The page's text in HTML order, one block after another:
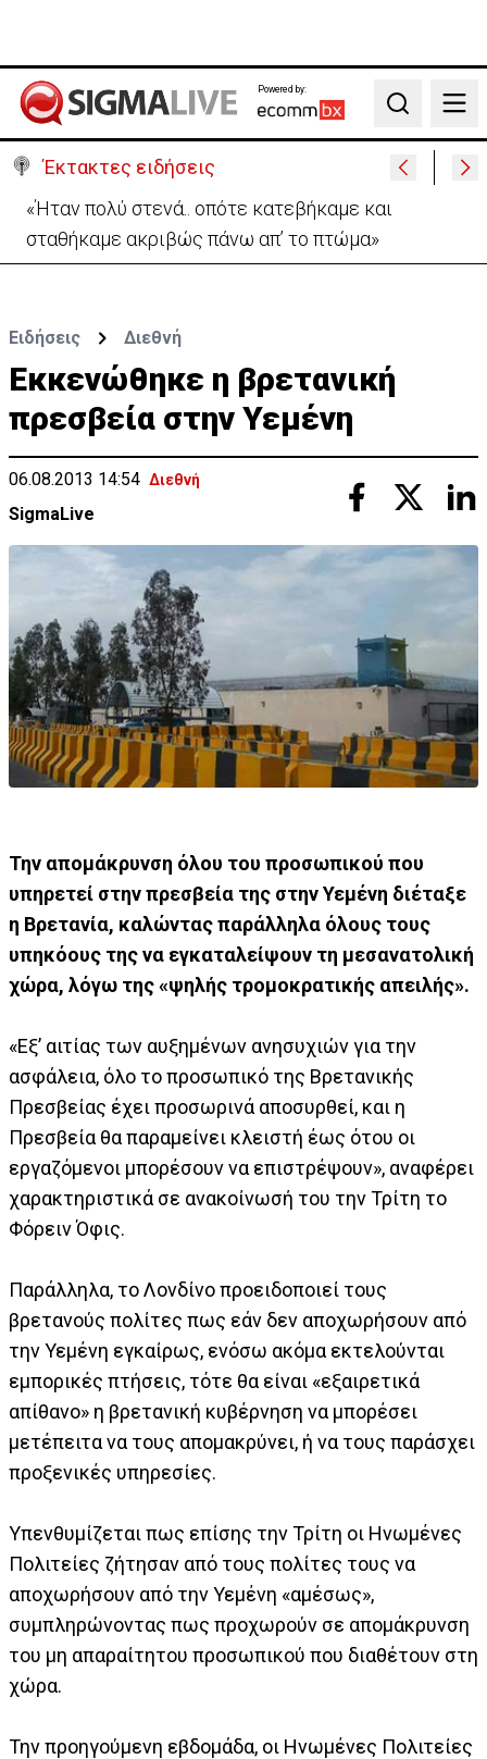
Powered by:
Search
Έκτακτες ειδήσεις
Σήμερα στο Ζακάκι το τελευταίο αντίο στον
17χρονο Μάριο-Γαβριήλ
Ειδήσεις Διεθνή
Eκκενώθηκε η βρετανική
πρεσβεία στην Υεμένη
06.08.2013 14:54 Διεθνή
SigmaLive
Την απομάκρυνση όλου του προσωπικού που
υπηρετεί στην πρεσβεία της στην Υεμένη διέταξε
η Βρετανία, καλώντας παράλληλα όλους τους
υπηκόους της να εγκαταλείψουν τη μεσανατολική
χώρα, λόγω της «ψηλής τρομοκρατικής απειλής».
«Εξ’ αιτίας των αυξημένων ανησυχιών για την
ασφάλεια, όλο το προσωπικό της Βρετανικής
Πρεσβείας έχει προσωρινά αποσυρθεί, και η
Πρεσβεία θα παραμείνει κλειστή έως ότου οι
εργαζόμενοι μπορέσουν να επιστρέψουν», αναφέρει
χαρακτηριστικά σε ανακοίνωσή του την Τρίτη το
Φόρειν Όφις.
Παράλληλα, το Λονδίνο προειδοποιεί τους
βρετανούς πολίτες πως εάν δεν αποχωρήσουν από
την Υεμένη εγκαίρως, ενόσω ακόμα εκτελούνται
εμπορικές πτήσεις, τότε θα είναι «εξαιρετικά
απίθανο» η βρετανική κυβέρνηση να μπορέσει
μετέπειτα να τους απομακρύνει, ή να τους παράσχει
προξενικές υπηρεσίες.
Υπενθυμίζεται πως επίσης την Τρίτη οι Ηνωμένες
Πολιτείες ζήτησαν από τους πολίτες τους να
αποχωρήσουν από την Υεμένη «αμέσως»,
συμπληρώνοντας πως προχωρούν σε απομάκρυνση
του μη απαραίτητου προσωπικού που διαθέτουν στη
χώρα.
Την προηγούμενη εβδομάδα, οι Ηνωμένες Πολιτείες